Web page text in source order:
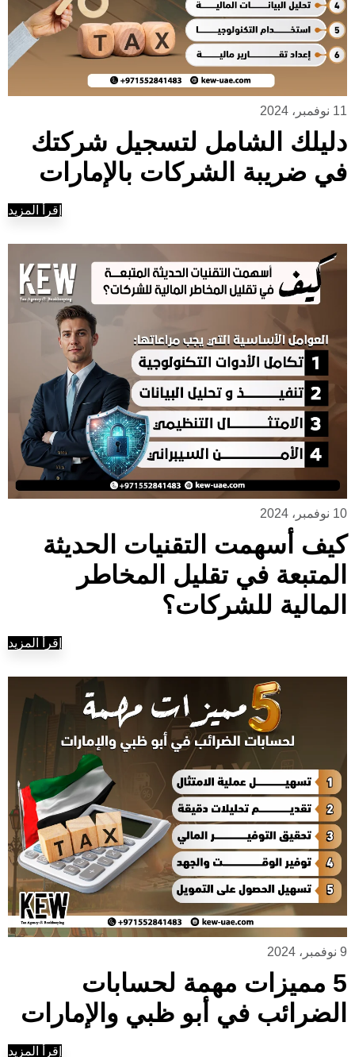
11 نوفمبر، 2024
دليلك الشامل لتسجيل شركتك
في ضريبة الشركات بالإمارات
إقرأ المزيد
10 نوفمبر، 2024
كيف أسهمت التقنيات الحديثة
المتبعة في تقليل المخاطر
المالية للشركات؟
إقرأ المزيد
9 نوفمبر، 2024
5 مميزات مهمة لحسابات
الضرائب في أبو ظبي والإمارات
إقرأ المزيد